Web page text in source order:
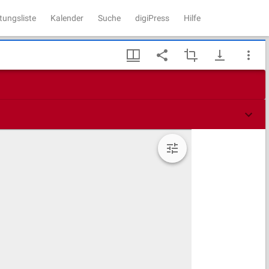
Kalender Suche digiPress Hilfe